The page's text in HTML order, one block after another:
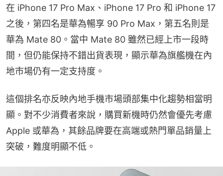
在 iPhone 17 Pro Max、iPhone 17 Pro 和 iPhone 17
之後，第四名是華為暢享 90 Pro Max，第五名則是
華為 Mate 80。當中 Mate 80 雖然已經上市一段時
間，但仍能保持不錯出貨表現，顯示華為旗艦機在內
地市場仍有一定支持度。
這個排名亦反映內地手機市場頭部集中化趨勢相當明
顯。對不少消費者來說，購買新機時仍然會優先考慮
Apple 或華為，其餘品牌要在高端或熱門單品銷量上
突破，難度明顯不低。